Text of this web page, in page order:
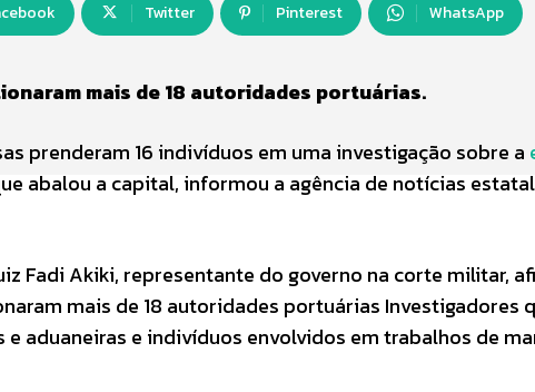
Twitter Pinterest WhatsApp
mais de 18 autoridades portuárias.
prenderam 16 indivíduos em uma investigação sobre a
abalou a capital, informou a agência de notícias
Fadi Akiki, representante do governo na corte militar,
mais de 18 autoridades portuárias Investigadores
aduaneiras e indivíduos envolvidos em trabalhos de